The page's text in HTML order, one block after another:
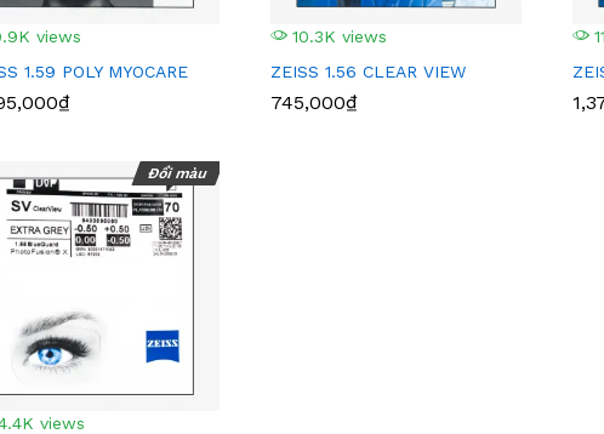
views
1.59 POLY MYOCARE
10.3K views
ZEISS 1.56 CLEAR VIEW
745,000₫
views
Đổi màu